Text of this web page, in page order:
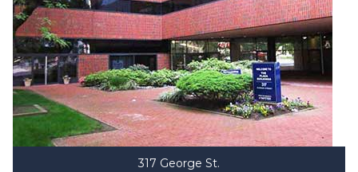
317 George St.